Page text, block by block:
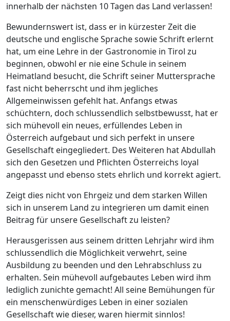
innerhalb der nächsten 10 Tagen das Land verlassen!
Bewundernswert ist, dass er in kürzester Zeit die
deutsche und englische Sprache sowie Schrift erlernt
hat, um eine Lehre in der Gastronomie in Tirol zu
beginnen, obwohl er nie eine Schule in seinem
Heimatland besucht, die Schrift seiner Muttersprache
fast nicht beherrscht und ihm jegliches
Allgemeinwissen gefehlt hat. Anfangs etwas
schüchtern, doch schlussendlich selbstbewusst, hat er
sich mühevoll ein neues, erfüllendes Leben in
Österreich aufgebaut und sich perfekt in unsere
Gesellschaft eingegliedert. Des Weiteren hat Abdullah
sich den Gesetzen und Pflichten Österreichs loyal
angepasst und ebenso stets ehrlich und korrekt agiert.
Zeigt dies nicht von Ehrgeiz und dem starken Willen
sich in unserem Land zu integrieren um damit einen
Beitrag für unsere Gesellschaft zu leisten?
Herausgerissen aus seinem dritten Lehrjahr wird ihm
schlussendlich die Möglichkeit verwehrt, seine
Ausbildung zu beenden und den Lehrabschluss zu
erhalten. Sein mühevoll aufgebautes Leben wird ihm
lediglich zunichte gemacht! All seine Bemühungen für
ein menschenwürdiges Leben in einer sozialen
Gesellschaft wie dieser, waren hiermit sinnlos!